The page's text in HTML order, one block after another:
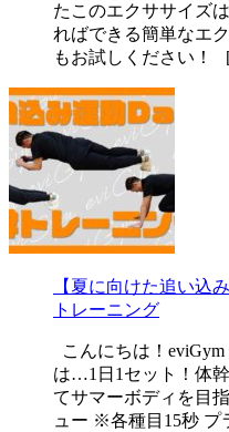
たこのエクササイズ
ればできる簡単なエ
もお試しください
【夏に向けた追い込
トレーニング
こんにちは！
は…1日1セット！体
てサマーボディを目
ュー ※各種目15秒 プ